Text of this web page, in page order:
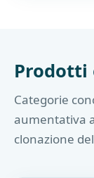
Prodotti
Categorie
aumentativa
clonazione